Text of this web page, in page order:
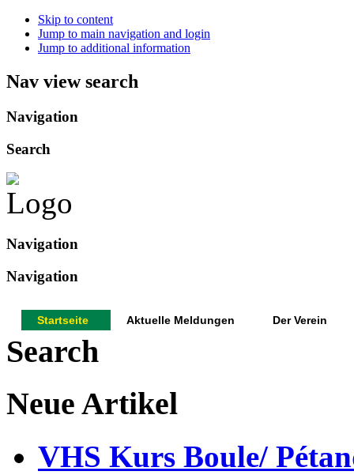
Skip to content
Jump to main navigation and login
Jump to additional information
Nav view search
Navigation
Search
Navigation
Navigation
Startseite Aktuelle Meldungen Der Verein
Search
Neue Artikel
VHS Kurs Boule/